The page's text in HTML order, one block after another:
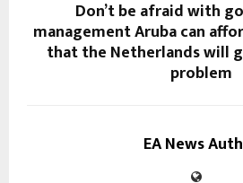
Don’t be afraid with
management Aruba can
that the Netherlands will
problem
EA News